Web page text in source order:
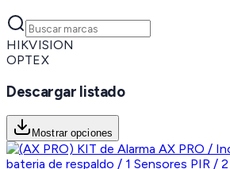
HIKVISION
OPTEX
Descargar listado
Mostrar opciones